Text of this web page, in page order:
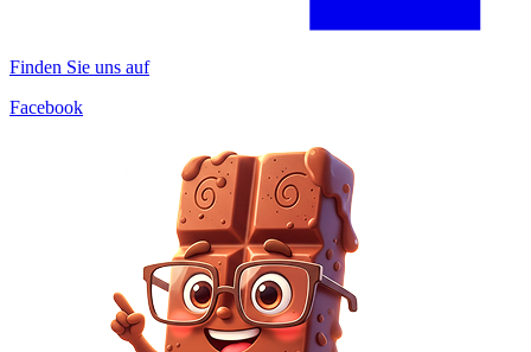
Finden Sie uns auf
Facebook